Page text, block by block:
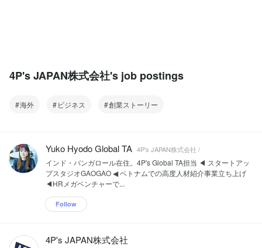
4P's JAPAN株式会社's job postings
海外 ビジネス 創業ストーリー
Yuko Hyodo Global TA 4P's JAPAN株式会社 /
インド・バンガロール在住。4P's Global TA担当 ◀ スタートアッ
プスタジオGAOGAO ◀ ベトナムでの高度人材紹介事業立ち上げ
◀HRメガベンチャーで...
Follow
4P's JAPAN株式会社